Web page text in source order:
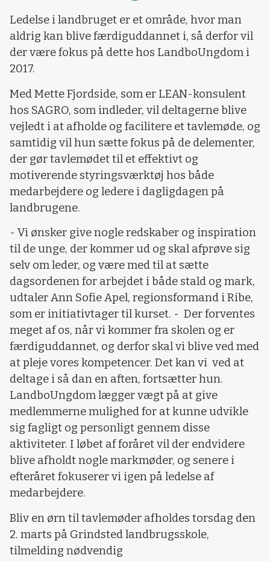
Ledelse i landbruget er et område, hvor man
aldrig kan blive færdiguddannet i, så derfor vil
der være fokus på dette hos LandboUngdom i
2017.
Med Mette Fjordside, som er LEAN-konsulent
hos SAGRO, som indleder, vil deltagerne blive
vejledt i at afholde og facilitere et tavlemøde, og
samtidig vil hun sætte fokus på de delementer,
der gør tavlemødet til et effektivt og
motiverende styringsværktøj hos både
medarbejdere og ledere i dagligdagen på
landbrugene.
- Vi ønsker give nogle redskaber og inspiration
til de unge, der kommer ud og skal afprøve sig
selv om leder, og være med til at sætte
dagsordenen for arbejdet i både stald og mark,
udtaler Ann Sofie Apel, regionsformand i Ribe,
som er initiativtager til kurset. - Der forventes
meget af os, når vi kommer fra skolen og er
færdiguddannet, og derfor skal vi blive ved med
at pleje vores kompetencer. Det kan vi ved at
deltage i så dan en aften, fortsætter hun.
LandboUngdom lægger vægt på at give
medlemmerne mulighed for at kunne udvikle
sig fagligt og personligt gennem disse
aktiviteter. I løbet af foråret vil der endvidere
blive afholdt nogle markmøder, og senere i
efteråret fokuserer vi igen på ledelse af
medarbejdere.
Bliv en ørn til tavlemøder afholdes torsdag den
2. marts på Grindsted landbrugsskole,
tilmelding nødvendig